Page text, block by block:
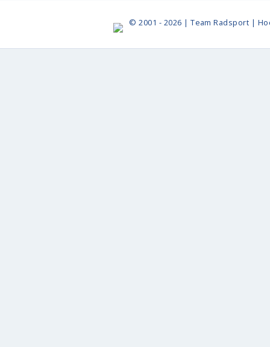
© 2001 - 2026 | Team Radsport |